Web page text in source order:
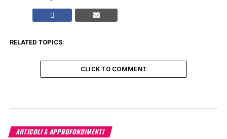
RELATED TOPICS:
CLICK TO COMMENT
ARTICOLI & APPROFONDIMENTI